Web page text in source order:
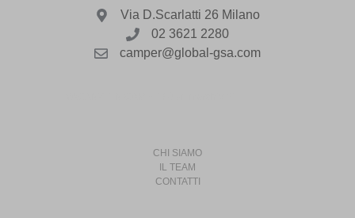
Via D.Scarlatti 26 Milano
02 3621 2280
camper@global-gsa.com
CHI SIAMO
IL TEAM
CONTATTI